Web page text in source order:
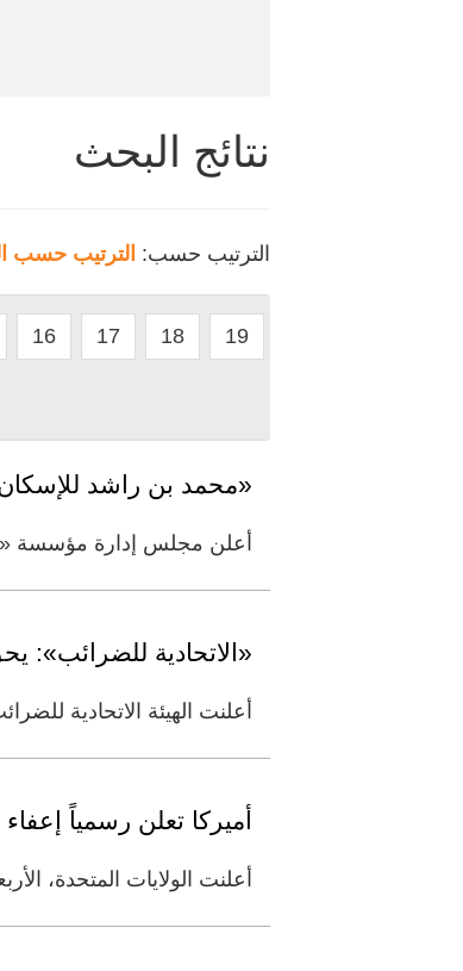
نتائج البحث
الترتيب حسب: الترتيب حسب
16 17 18 19
«محمد بن راشد
أعلن مجلس إدارة مؤسسة
«الاتحادية للضرائب»:
أعلنت الهيئة الاتحادية
أميركا تعلن رسمياً
أعلنت الولايات المتحدة،